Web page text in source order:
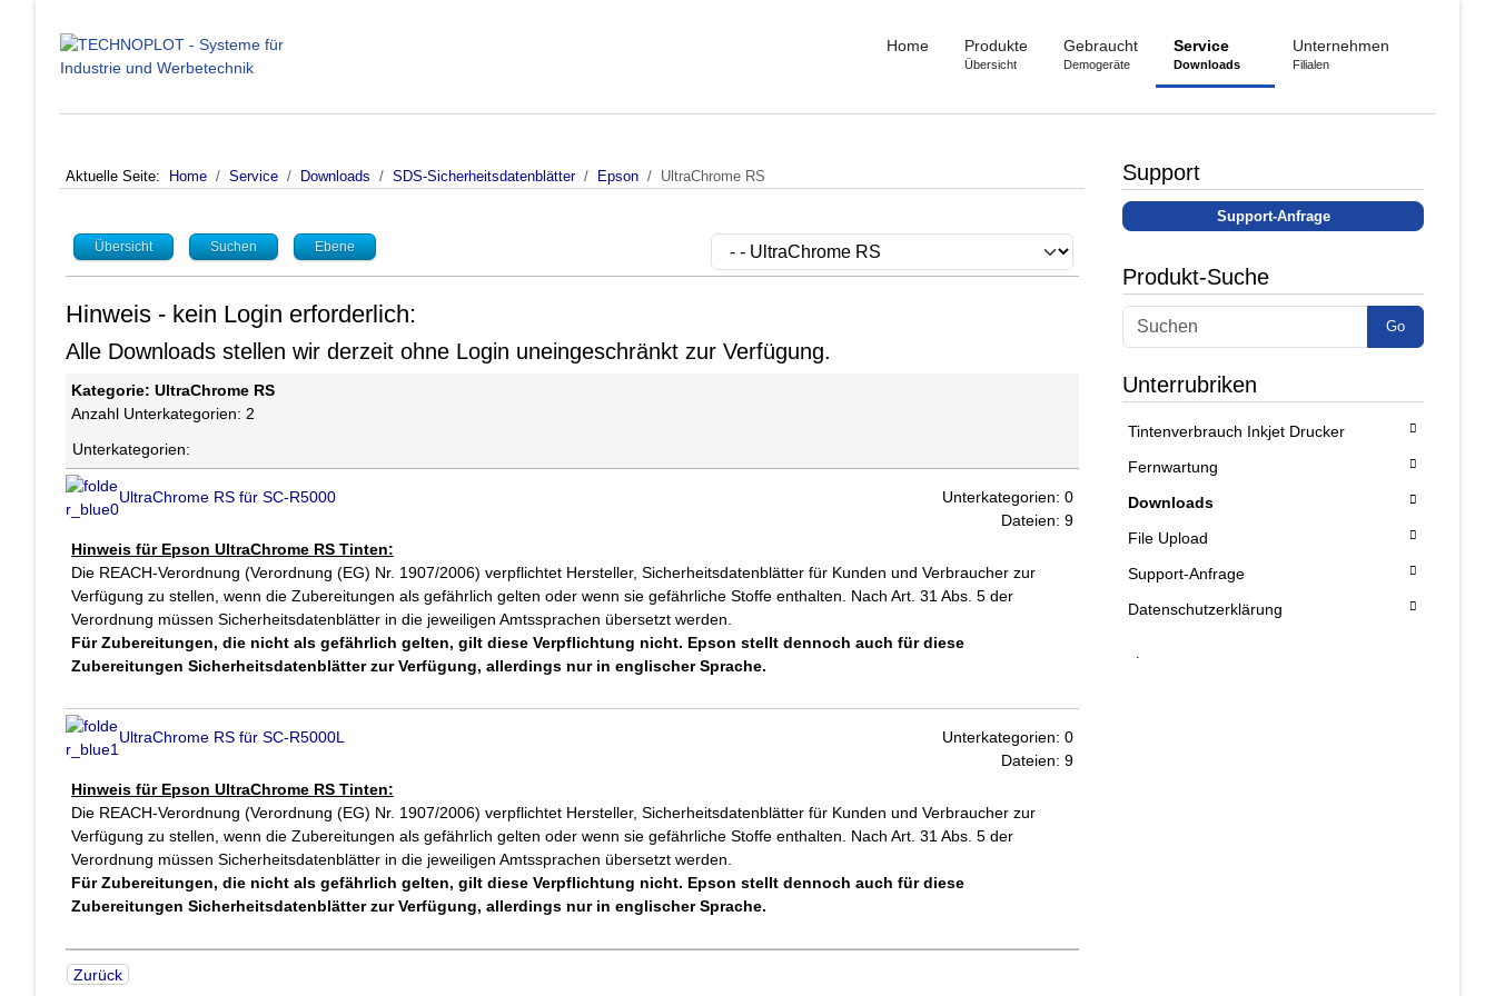
Home Produkte
Übersicht
Gebraucht
Demogeräte
Service
Downloads
Unternehmen
Filialen
Aktuelle Seite: Home Service Downloads SDS-Sicherheitsdatenblätter Epson UltraChrome RS
Übersicht Suchen Ebene
Hinweis - kein Login erforderlich:
Alle Downloads stellen wir derzeit ohne Login uneingeschränkt zur Verfügung.
Kategorie: UltraChrome RS
Anzahl Unterkategorien: 2
Unterkategorien:
UltraChrome RS für SC-R5000
Unterkategorien: 0
Dateien: 9
Hinweis für Epson UltraChrome RS Tinten:
Die REACH-Verordnung (Verordnung (EG) Nr. 1907/2006) verpflichtet Hersteller, Sicherheitsdatenblätter für Kunden und Verbraucher zur
Verfügung zu stellen, wenn die Zubereitungen als gefährlich gelten oder wenn sie gefährliche Stoffe enthalten. Nach Art. 31 Abs. 5 der
Verordnung müssen Sicherheitsdatenblätter in die jeweiligen Amtssprachen übersetzt werden.
Für Zubereitungen, die nicht als gefährlich gelten, gilt diese Verpflichtung nicht. Epson stellt dennoch auch für diese
Zubereitungen Sicherheitsdatenblätter zur Verfügung, allerdings nur in englischer Sprache.
UltraChrome RS für SC-R5000L
Unterkategorien: 0
Dateien: 9
Hinweis für Epson UltraChrome RS Tinten:
Die REACH-Verordnung (Verordnung (EG) Nr. 1907/2006) verpflichtet Hersteller, Sicherheitsdatenblätter für Kunden und Verbraucher zur
Verfügung zu stellen, wenn die Zubereitungen als gefährlich gelten oder wenn sie gefährliche Stoffe enthalten. Nach Art. 31 Abs. 5 der
Verordnung müssen Sicherheitsdatenblätter in die jeweiligen Amtssprachen übersetzt werden.
Für Zubereitungen, die nicht als gefährlich gelten, gilt diese Verpflichtung nicht. Epson stellt dennoch auch für diese
Zubereitungen Sicherheitsdatenblätter zur Verfügung, allerdings nur in englischer Sprache.
Zurück
Support
Support-Anfrage
Produkt-Suche
Go
Unterrubriken
Tintenverbrauch Inkjet Drucker
Fernwartung
Downloads
File Upload
Support-Anfrage
Datenschutzerklärung